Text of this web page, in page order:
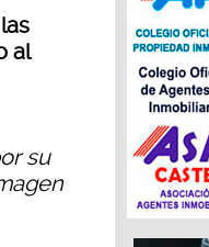
al
su